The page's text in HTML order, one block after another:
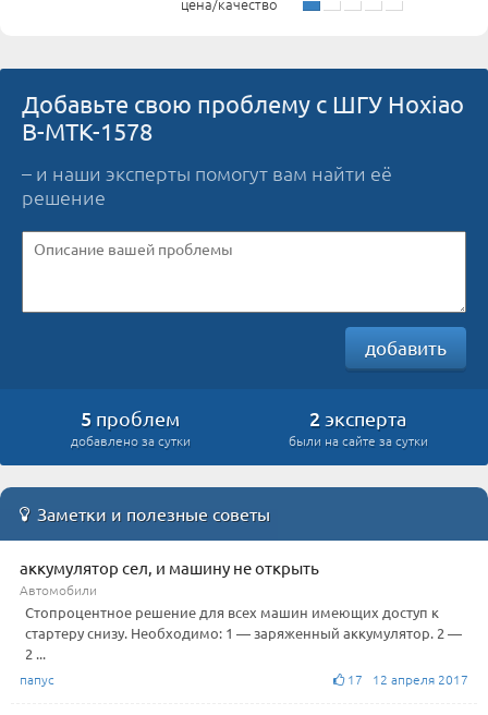
Добавьте свою проблему с ШГУ Hoxiao
B-MTK-1578
– и наши эксперты помогут вам найти её
решение
добавить
5 проблем
добавлено за сутки
2 эксперта
были на сайте за сутки
Заметки и полезные советы
аккумулятор сел, и машину не открыть
Автомобили
Стопроцентное решение для всех машин имеющих доступ к
стартеру снизу. Необходимо: 1 — заряженный аккумулятор. 2 —
2 ...
папус 17 12 апреля 2017